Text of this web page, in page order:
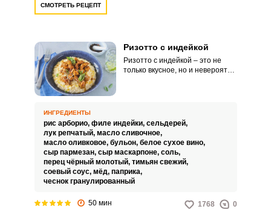
СМОТРЕТЬ РЕЦЕПТ
Ризотто с индейкой
Ризотто с индейкой – это не
только вкусное, но и невероятно
ИНГРЕДИЕНТЫ
рис арборио, филе индейки, сельдерей,
лук репчатый, масло сливочное,
масло оливковое, бульон, белое сухое вино,
сыр пармезан, сыр маскарпоне, соль,
перец чёрный молотый, тимьян свежий,
соевый соус, мёд, паприка,
чеснок гранулированный
50 мин 1768 0